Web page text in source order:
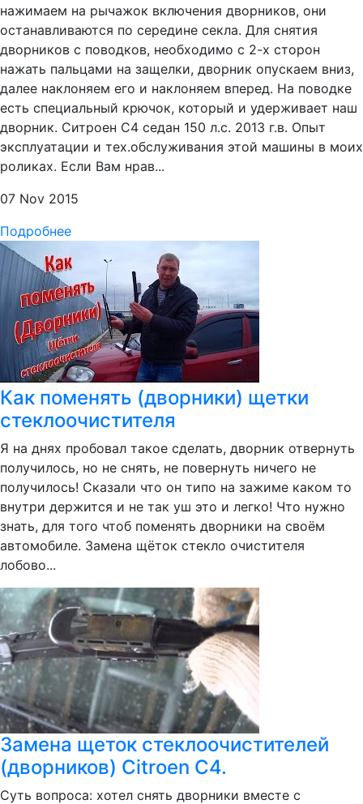
нажимаем на рычажок включения дворников, они
останавливаются по середине секла. Для снятия
дворников с поводков, необходимо с 2-х сторон
нажать пальцами на защелки, дворник опускаем вниз,
далее наклоняем его и наклоняем вперед. На поводке
есть специальный крючок, который и удерживает наш
дворник. Ситроен С4 седан 150 л.с. 2013 г.в. Опыт
эксплуатации и тех.обслуживания этой машины в моих
роликах. Если Вам нрав...
07 Nov 2015
Подробнее
Как поменять (дворники) щетки
стеклоочистителя
Я на днях пробовал такое сделать, дворник отвернуть
получилось, но не снять, не повернуть ничего не
получилось! Сказали что он типо на зажиме каком то
внутри держится и не так уш это и легко! Что нужно
знать, для того чтоб поменять дворники на своём
автомобиле. Замена щёток стекло очистителя
лобово...
Замена щеток стеклоочистителей
(дворников) Citroen C4.
Суть вопроса: хотел снять дворники вместе с